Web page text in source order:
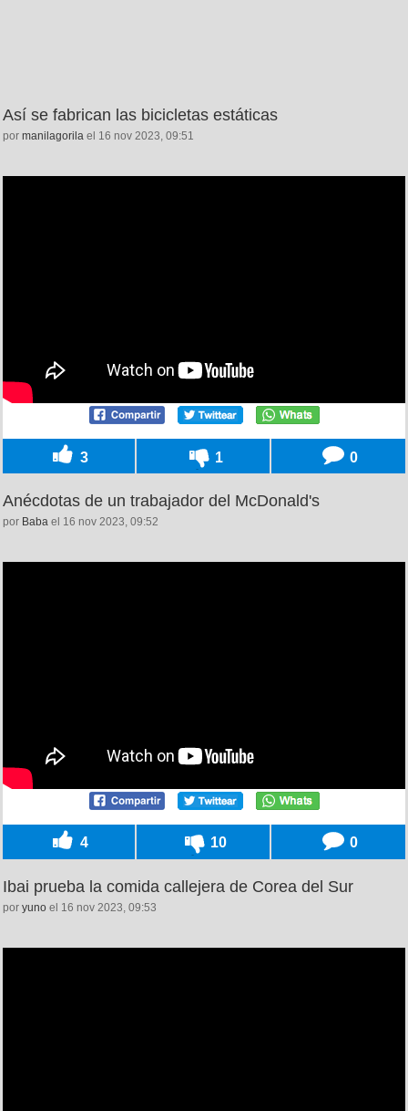
Así se fabrican las bicicletas estáticas
por manilagorila el 16 nov 2023, 09:51
3 1 0
Anécdotas de un trabajador del McDonald's
por Baba el 16 nov 2023, 09:52
4 10 0
Ibai prueba la comida callejera de Corea del Sur
por yuno el 16 nov 2023, 09:53